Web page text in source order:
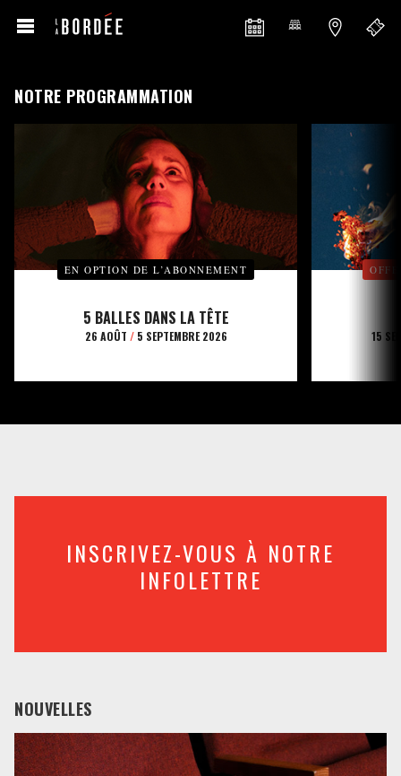
NOTRE PROGRAMMATION
EN OPTION DE L’ABONNEMENT
5 BALLES DANS LA TÊTE
26 AOÛT /5 SEPTEMBRE 2026 15
INSCRIVEZ-VOUS À NOTRE
INFOLETTRE
NOUVELLES